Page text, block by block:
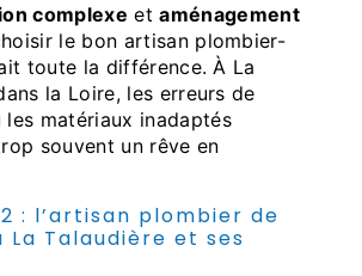
complexe etaménagement
le bon artisan plombier-
toute la différence. À La
la Loire, les erreurs de
matériaux inadaptés
souvent un rêve en
: l’artisan plombier de
Talaudière et ses